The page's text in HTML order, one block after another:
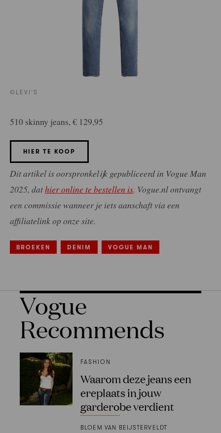
©LEVI’S
510 skinny jeans, € 129,95
HIER TE KOOP
Dit artikel is oorspronkelijk gepubliceerd in Vogue Man
2025, dathier online te bestellen is. Vogue.nl ontvangt
een commissie wanneer je iets aanschaft via een
affiliatelink op onze site.
BROEKEN DENIM VOGUE MAN
Vogue
Recommends
FASHION
Waarom deze jeans een
ereplaats in jouw
garderobe verdient
BLOEM VAN BEIJSTERVELDT